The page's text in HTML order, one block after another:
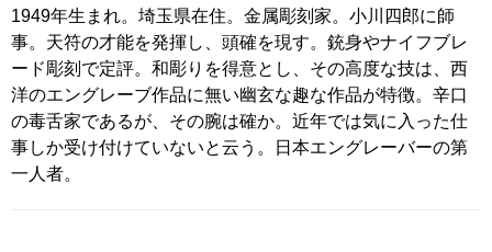
1949年生まれ。埼玉県在住。金属彫刻家。小川四郎に師
事。天符の才能を発揮し、頭確を現す。銃身やナイフブレ
ード彫刻で定評。和彫りを得意とし、その高度な技は、西
洋のエングレーブ作品に無い幽玄な趣な作品が特徴。辛口
の毒舌家であるが、その腕は確か。近年では気に入った仕
事しか受け付けていないと云う。日本エングレーバーの第
一人者。